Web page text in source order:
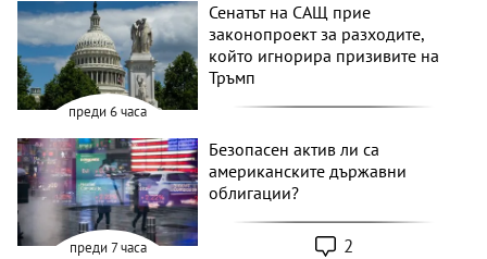
преди 6 часа
Сенатът на САЩ прие
законопроект за разходите,
който игнорира призивите на
Тръмп
преди 7 часа
Безопасен актив ли са
американските държавни
облигации?
2